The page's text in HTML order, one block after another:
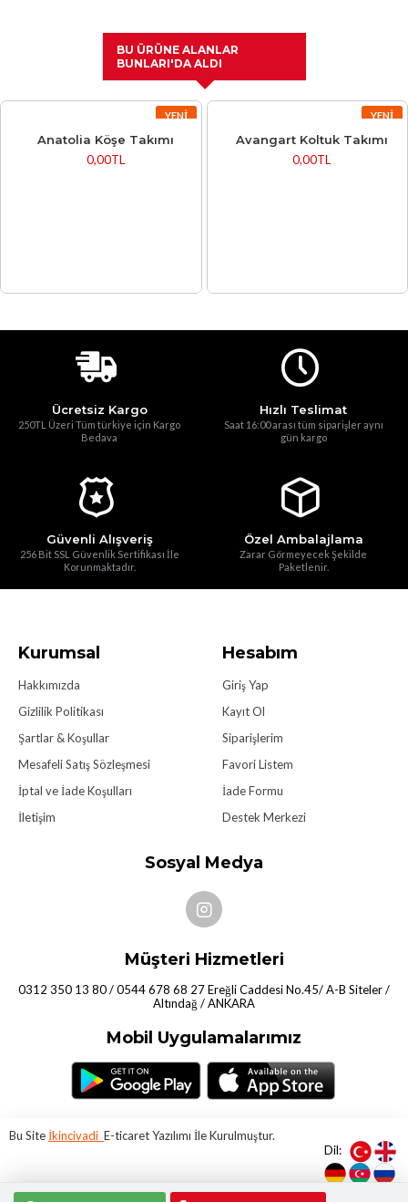
BU ÜRÜNE ALANLAR
BUNLARI'DA ALDI
YENI
Anatolia Köşe Takımı
0,00TL
YENI
Avangart Koltuk Takımı
0,00TL
Ücretsiz Kargo
250TL Üzeri Tüm türkiye için Kargo
Bedava
Hızlı Teslimat
Saat 16:00 arası tüm siparişler aynı
gün kargo
Güvenli Alışveriş
256 Bit SSL Güvenlik Sertifikası İle
Korunmaktadır.
Özel Ambalajlama
Zarar Görmeyecek Şekilde
Paketlenir.
Kurumsal
Hakkımızda
Gizlilik Politikası
Şartlar & Koşullar
Mesafeli Satış Sözleşmesi
İptal ve İade Koşulları
İletişim
Hesabım
Giriş Yap
Kayıt Ol
Siparişlerim
Favori Listem
İade Formu
Destek Merkezi
Sosyal Medya
Müşteri Hizmetleri
0312 350 13 80 / 0544 678 68 27 Ereğli Caddesi No.45/ A-B Siteler /
Altındağ / ANKARA
Mobil Uygulamalarımız
Bu Siteİkincivadi E-ticaret Yazılımı İle Kurulmuştur.
Dil: